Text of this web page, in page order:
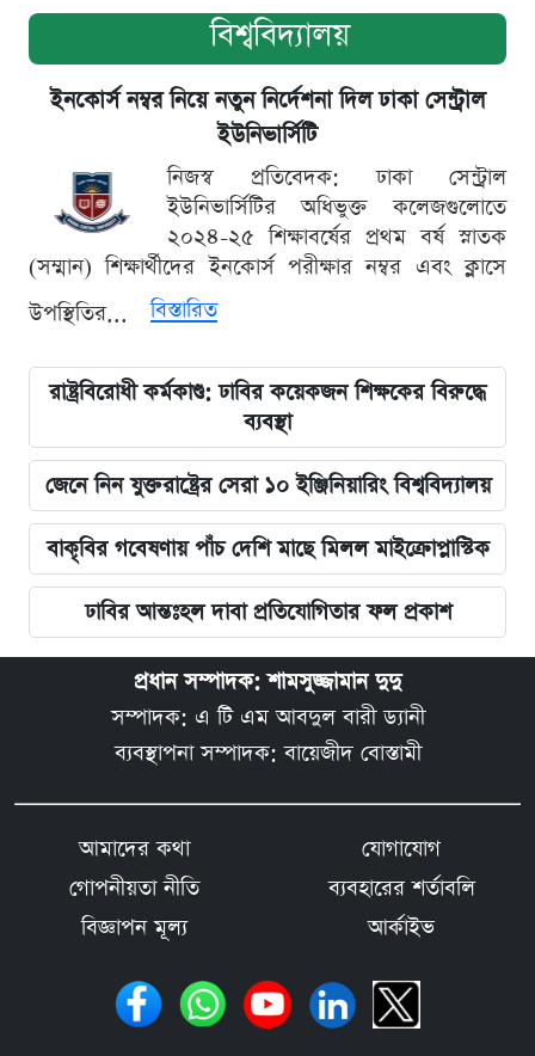
বিশ্ববিদ্যালয়
ইনকোর্স নম্বর নিয়ে নতুন নির্দেশনা দিল ঢাকা সেন্ট্রাল
ইউনিভার্সিটি
নিজস্ব প্রতিবেদক: ঢাকা সেন্ট্রাল
ইউনিভার্সিটির অধিভুক্ত কলেজগুলোতে
২০২৪-২৫ শিক্ষাবর্ষের প্রথম বর্ষ স্নাতক
(সম্মান) শিক্ষার্থীদের ইনকোর্স পরীক্ষার নম্বর এবং ক্লাসে
উপস্থিতির...
বিস্তারিত
রাষ্ট্রবিরোধী কর্মকাণ্ড: ঢাবির কয়েকজন শিক্ষকের বিরুদ্ধে
ব্যবস্থা
জেনে নিন যুক্তরাষ্ট্রের সেরা ১০ ইঞ্জিনিয়ারিং বিশ্ববিদ্যালয়
বাকৃবির গবেষণায় পাঁচ দেশি মাছে মিলল মাইক্রোপ্লাস্টিক
ঢাবির আন্তঃহল দাবা প্রতিযোগিতার ফল প্রকাশ
প্রধান সম্পাদক: শামসুজ্জামান দুদু
সম্পাদক: এ টি এম আবদুল বারী ড্যানী
ব্যবস্থাপনা সম্পাদক: বায়েজীদ বোস্তামী
আমাদের কথা
যোগাযোগ
গোপনীয়তা নীতি
ব্যবহারের শর্তাবলি
বিজ্ঞাপন মূল্য
আর্কাইভ